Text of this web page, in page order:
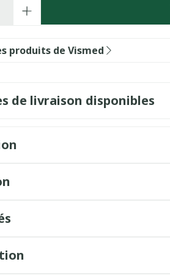
produits de Vismed
de livraison disponibles